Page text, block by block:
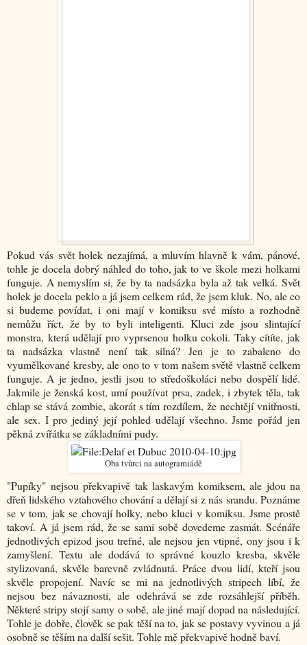
Pokud vás svět holek nezajímá, a mluvím hlavně k vám, pánové,
tohle je docela dobrý náhled do toho, jak to ve škole mezi holkami
funguje. A nemyslím si, že by ta nadsázka byla až tak velká. Svět
holek je docela peklo a já jsem celkem rád, že jsem kluk. No, ale co
si budeme povídat, i oni mají v komiksu své místo a rozhodně
nemůžu říct, že by to byli inteligenti. Kluci zde jsou slintající
monstra, která udělají pro vyprsenou holku cokoli. Taky cítíte, jak
ta nadsázka vlastně není tak silná? Jen je to zabaleno do
vyumělkované kresby, ale ono to v tom našem světě vlastně celkem
funguje. A je jedno, jestli jsou to středoškoláci nebo dospělí lidé.
Jakmile je ženská kost, umí používat prsa, zadek, i zbytek těla, tak
chlap se stává zombie, akorát s tím rozdílem, že nechtějí vnitřnosti,
ale sex. I pro jediný její pohled udělají všechno. Jsme pořád jen
pěkná zvířátka se základními pudy.
Oba tvůrci na autogramiádě
"Pupíky" nejsou překvapivě tak laskavým komiksem, ale jdou na
dřeň lidského vztahového chování a dělají si z nás srandu. Poznáme
se v tom, jak se chovají holky, nebo kluci v komiksu. Jsme prostě
takoví. A já jsem rád, že se sami sobě dovedeme zasmát. Scénáře
jednotlivých epizod jsou trefné, ale nejsou jen vtipné, ony jsou i k
zamyšlení. Textu ale dodává to správné kouzlo kresba, skvěle
stylizovaná, skvěle barevně zvládnutá. Práce dvou lidí, kteří jsou
skvěle propojení. Navíc se mi na jednotlivých stripech líbí, že
nejsou bez návaznosti, ale odehrává se zde rozsáhlejší příběh.
Některé stripy stojí samy o sobě, ale jiné mají dopad na následující.
Tohle je dobře, člověk se pak těší na to, jak se postavy vyvinou a já
osobně se těším na další sešit. Tohle mě překvapivě hodně baví.